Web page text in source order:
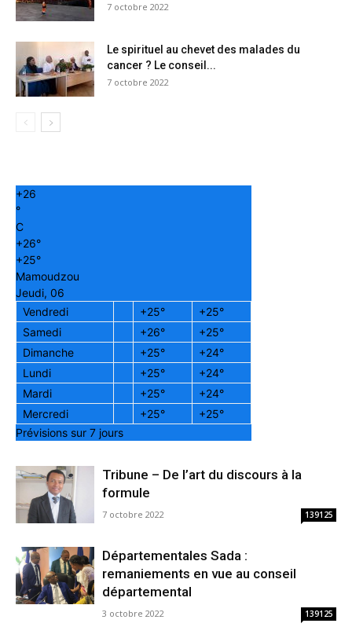
7 octobre 2022
Le spirituel au chevet des malades du
cancer ? Le conseil...
7 octobre 2022
+26
°
C
+26°
+25°
Mamoudzou
Jeudi, 06
Vendredi
+25° +25°
Samedi
+26° +25°
Dimanche
+25° +24°
Lundi
+25° +24°
Mardi
+25° +24°
Mercredi
+25° +25°
Prévisions sur 7 jours
Tribune – De l’art du discours à la
formule
7 octobre 2022 139125
Départementales Sada :
remaniements en vue au conseil
départemental
3 octobre 2022 139125